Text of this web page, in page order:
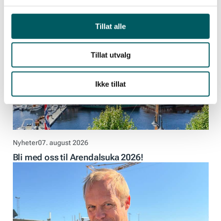
Tillat alle
Tillat utvalg
Ikke tillat
Siste nyheter
Nyheter07. august 2026
Bli med oss til Arendalsuka 2026!